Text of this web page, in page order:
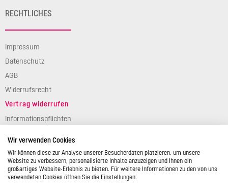
RECHTLICHES
Impressum
Datenschutz
AGB
Widerrufsrecht
Vertrag widerrufen
Informationspflichten
Wir verwenden Cookies
Wir können diese zur Analyse unserer Besucherdaten platzieren, um unsere
Website zu verbessern, personalisierte Inhalte anzuzeigen und Ihnen ein
großartiges Website-Erlebnis zu bieten. Für weitere Informationen zu den von uns
verwendeten Cookies öffnen Sie die Einstellungen.